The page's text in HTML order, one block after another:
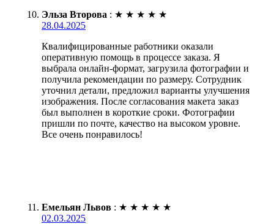
Эльза Второва : ★ ★ ★ ★ ★
28.04.2025
Квалифицированные работники оказали
оперативную помощь в процессе заказа. Я
выбрала онлайн-формат, загрузила фотографии и
получила рекомендации по размеру. Сотрудник
уточнил детали, предложил варианты улучшения
изображения. После согласования макета заказ
был выполнен в короткие сроки. Фотографии
пришли по почте, качество на высоком уровне.
Все очень понравилось!
Емельян Львов : ★ ★ ★ ★ ★
02.03.2025